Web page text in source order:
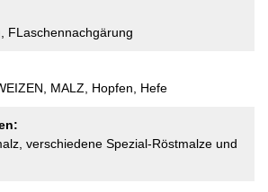
FLaschennachgärung
MALZ, Hopfen, Hefe
verschiedene Spezial-Röstmalze und